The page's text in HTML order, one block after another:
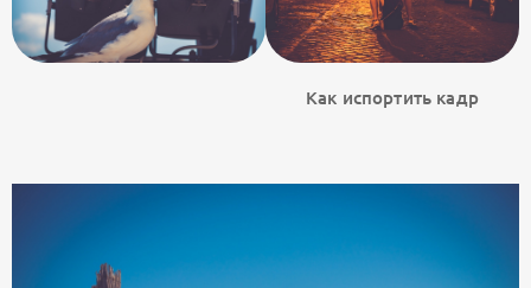
Как испортить кадр